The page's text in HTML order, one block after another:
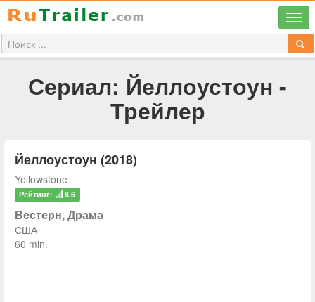
Сериал: Йеллоустоун -
Трейлер
Йеллоустоун (2018)
Yellowstone
Рейтинг: 8.6
Вестерн, Драма
США
60 min.